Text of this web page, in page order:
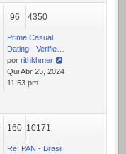
96 4350
Prime Сasual
Dating - Verifie…
por rithkhmer
Ver
última
Qui Abr 25, 2024
11:53 pm
160 10171
Re: PAN - Brasil